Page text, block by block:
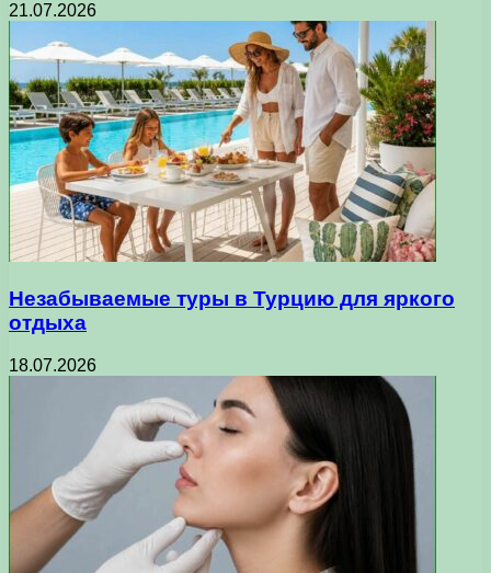
21.07.2026
Незабываемые туры в Турцию для яркого
отдыха
18.07.2026